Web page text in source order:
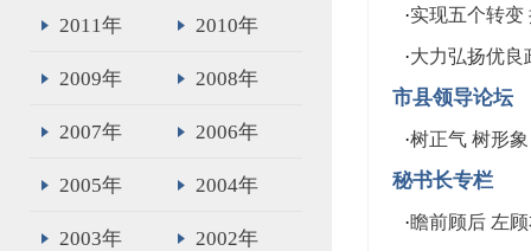
2011年 2010年
2009年 2008年
2007年 2006年
2005年 2004年
2003年 2002年
·实现五个转变
·大力弘扬优良
市县领导论坛
·树正气 树形
秘书长专栏
·瞻前顾后 左